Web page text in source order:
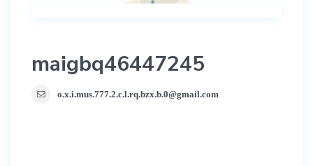
maigbq46447245
o.x.i.mus.777.2.c.l.rq.bzx.b.0@gmail.com